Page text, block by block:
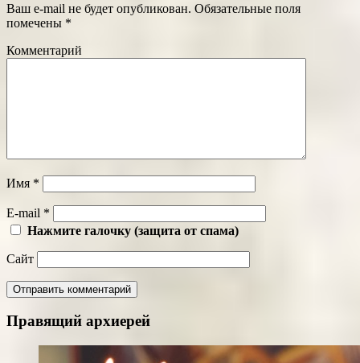
Ваш e-mail не будет опубликован. Обязательные поля
помечены *
Комментарий
Имя *
E-mail *
Нажмите галочку (защита от спама)
Сайт
Правящий архиерей